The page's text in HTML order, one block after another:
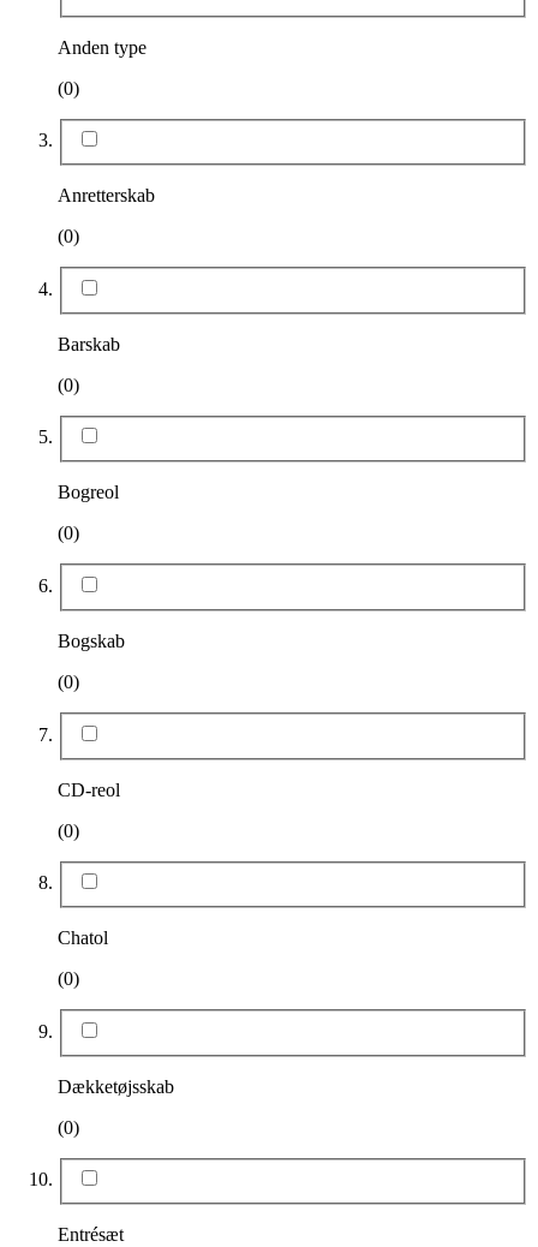
Anden type
(0)
Anretterskab
(0)
Barskab
(0)
Bogreol
(0)
Bogskab
(0)
CD-reol
(0)
Chatol
(0)
Dækketøjsskab
(0)
Entrésæt